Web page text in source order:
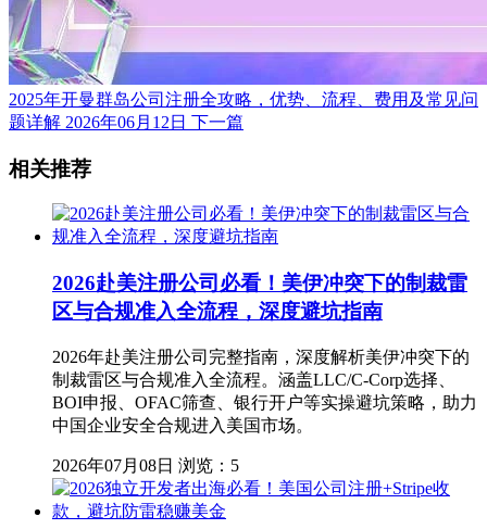
2025年开曼群岛公司注册全攻略，优势、流程、费用及常见问
题详解 2026年06月12日 下一篇
相关推荐
2026赴美注册公司必看！美伊冲突下的制裁雷
区与合规准入全流程，深度避坑指南
2026年赴美注册公司完整指南，深度解析美伊冲突下的
制裁雷区与合规准入全流程。涵盖LLC/C-Corp选择、
BOI申报、OFAC筛查、银行开户等实操避坑策略，助力
中国企业安全合规进入美国市场。
2026年07月08日 浏览：5